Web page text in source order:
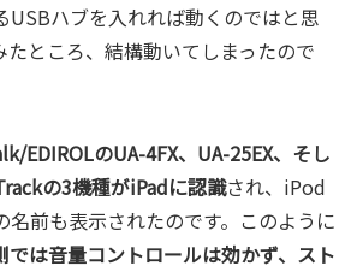
USBハブを入れれば動くのではと思
たところ、結構動いてしまったので
EDIROLのUA-4FX、UA-25EX、そし
の3機種がiPadに認識され、iPod
名前も表示されたのです。このように
では音量コントロールは効かず、スト